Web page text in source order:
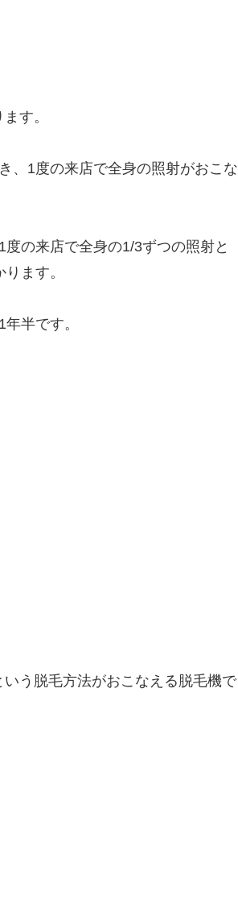
す。
、1度の来店で全身の照射がおこな
の来店で全身の1/3ずつの照射と
ます。
半です。
う脱毛方法がおこなえる脱毛機で